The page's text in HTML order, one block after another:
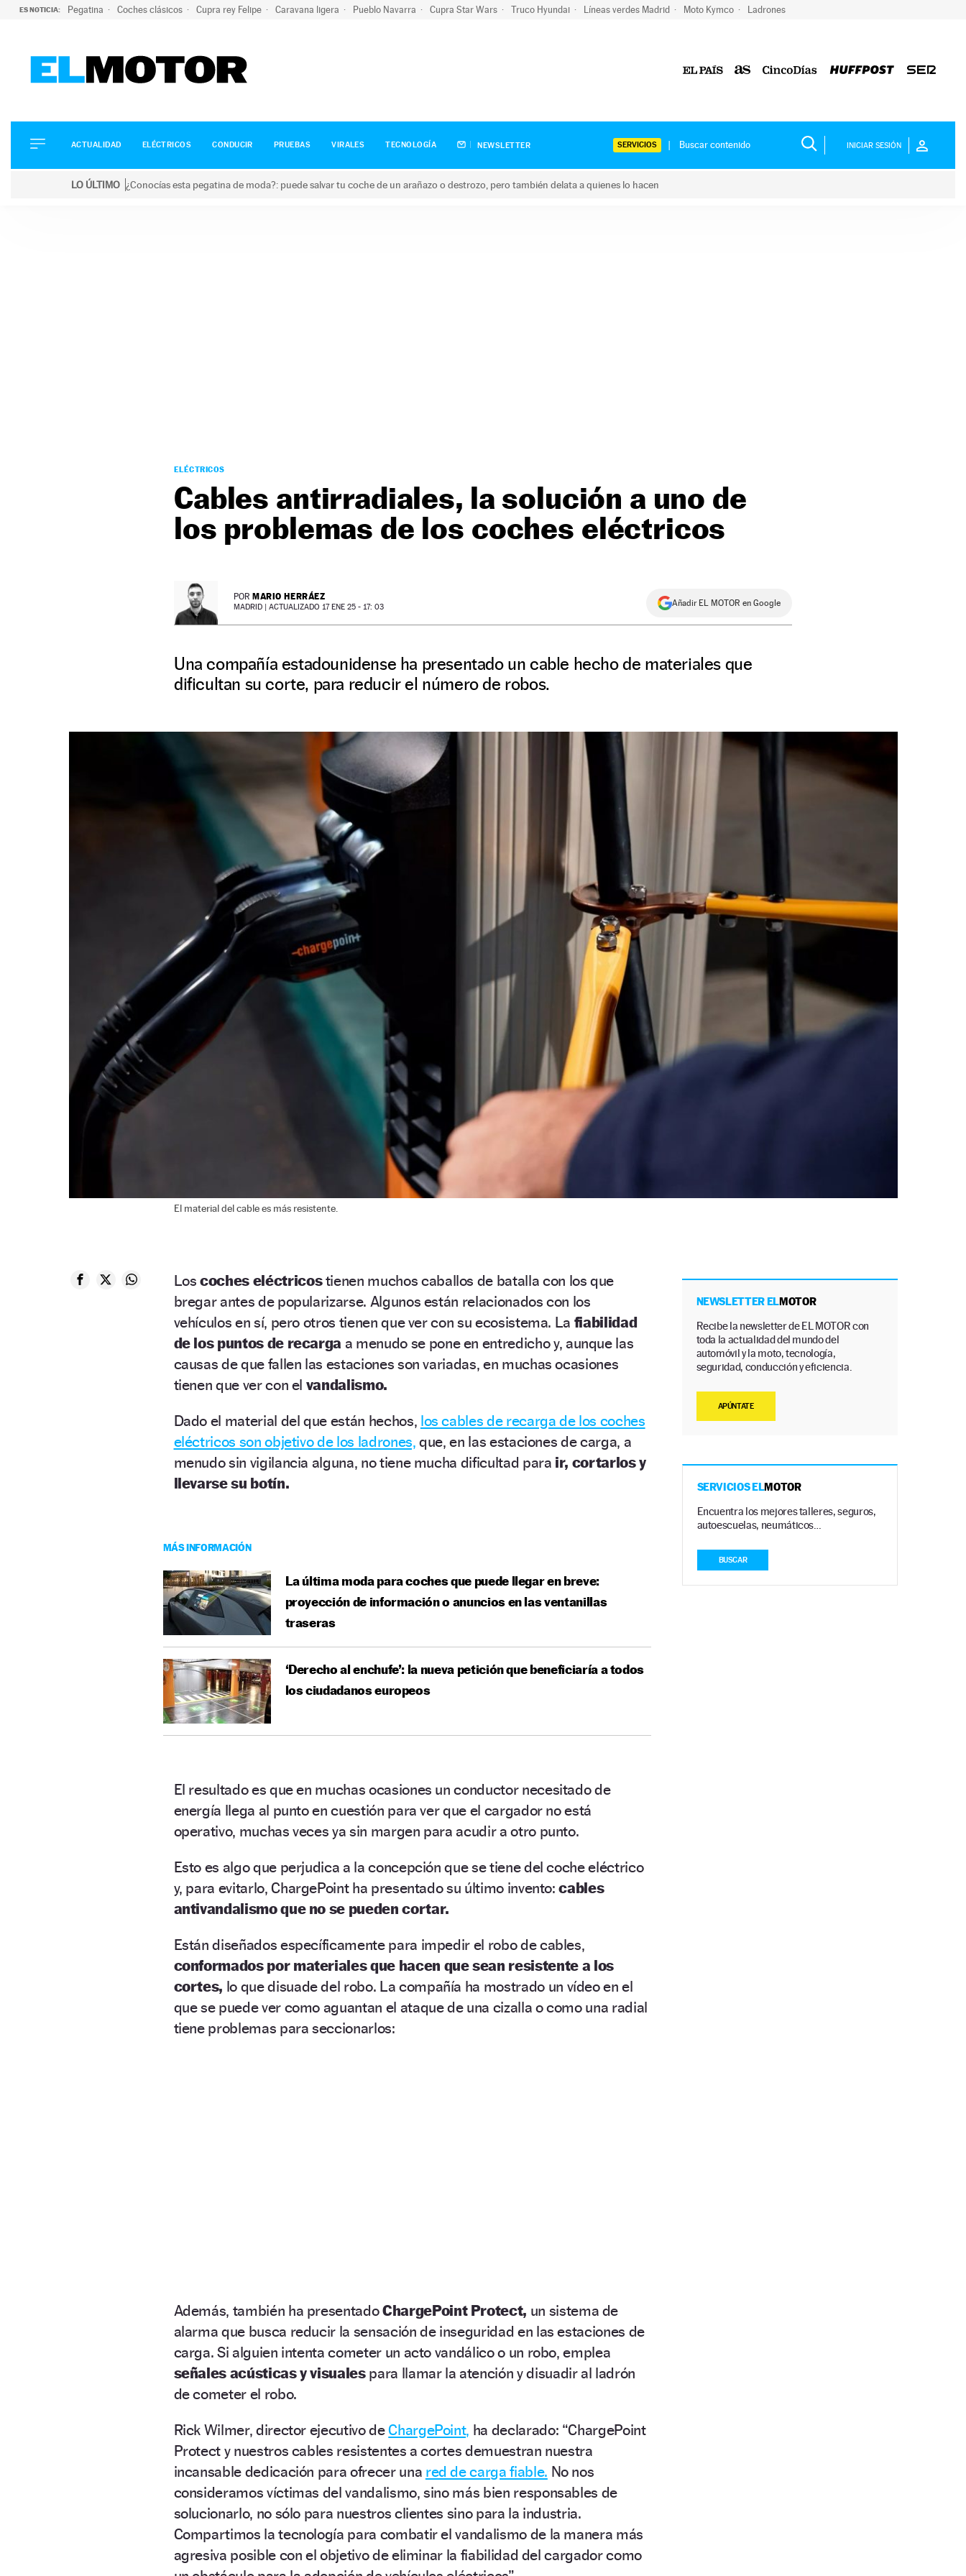
ES NOTICIA: Pegatina Coches clásicos Cupra rey Felipe Caravana ligera Pueblo Navarra Cupra Star Wars Truco Hyundai Líneas verdes Madrid Moto Kymco Ladrones
ELÉCTRICOS
CONDUCIR
ACTUALIDAD ELÉCTRICOS CONDUCIR PRUEBAS VIRALES TECNOLOGÍA NEWSLETTER SERVICIOS INICIAR SESIÓN
LO ÚLTIMO ¿Conocías esta pegatina de moda?: puede salvar tu coche de un arañazo o destrozo, pero también delata a quienes lo hacen
ELÉCTRICOS
Cables antirradiales, la solución a uno de
los problemas de los coches eléctricos
POR MARIO HERRÁEZ
MADRID | ACTUALIZADO 17 ENE 25 - 17: 03 Añadir EL MOTOR en Google
Una compañía estadounidense ha presentado un cable hecho de materiales que
dificultan su corte, para reducir el número de robos.
El material del cable es más resistente.
Loscoches eléctricostienen muchos caballos de batalla con los que
bregar antes de popularizarse. Algunos están relacionados con los
vehículos en sí, pero otros tienen que ver con su ecosistema. La fiabilidad
de los puntos de recarga a menudo se pone en entredicho y, aunque las
causas de que fallen las estaciones son variadas, en muchas ocasiones
tienen que ver con el vandalismo.
Dado el material del que están hechos, los cables de recarga de los coches
eléctricos son objetivo de los ladrones, que, en las estaciones de carga, a
menudo sin vigilancia alguna, no tiene mucha dificultad para ir, cortarlos y
llevarse su botín.
MÁS INFORMACIÓN
La última moda para coches que puede llegar en breve:
proyección de información o anuncios en las ventanillas
traseras
‘Derecho al enchufe’: la nueva petición que beneficiaría a todos
los ciudadanos europeos
El resultado es que en muchas ocasiones un conductor necesitado de
energía llega al punto en cuestión para ver que el cargador no está
operativo, muchas veces ya sin margen para acudir a otro punto.
Esto es algo que perjudica a la concepción que se tiene del coche eléctrico
y, para evitarlo, ChargePoint ha presentado su último invento:cables
antivandalismo que no se pueden cortar.
Están diseñados específicamente para impedir el robo de cables,
conformados por materiales que hacen que sean resistente a los
cortes, lo que disuade del robo. La compañía ha mostrado un vídeo en el
que se puede ver como aguantan el ataque de una cizalla o como una radial
tiene problemas para seccionarlos:
Además, también ha presentadoChargePoint Protect, un sistema de
alarma que busca reducir la sensación de inseguridad en las estaciones de
carga. Si alguien intenta cometer un acto vandálico o un robo, emplea
señales acústicas y visualespara llamar la atención y disuadir al ladrón
de cometer el robo.
Rick Wilmer, director ejecutivo deChargePoint, ha declarado: “ChargePoint
Protect y nuestros cables resistentes a cortes demuestran nuestra
incansable dedicación para ofrecer una red de carga fiable. No nos
consideramos víctimas del vandalismo, sino más bien responsables de
solucionarlo, no sólo para nuestros clientes sino para la industria.
Compartimos la tecnología para combatir el vandalismo de la manera más
agresiva posible con el objetivo de eliminar la fiabilidad del cargador como
NEWSLETTER ELMOTOR
Recibe la newsletter de EL MOTOR con
toda la actualidad del mundo del
automóvil y la moto, tecnología,
seguridad, conducción y eficiencia.
APÚNTATE
SERVICIOS ELMOTOR
Encuentra los mejores talleres, seguros,
autoescuelas, neumáticos…
BUSCAR